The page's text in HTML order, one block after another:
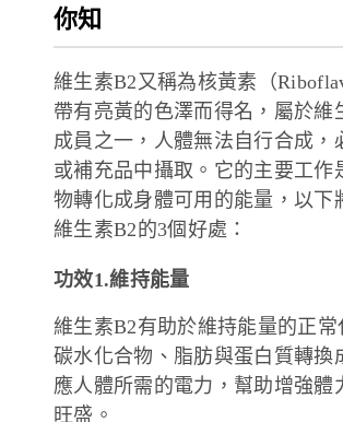
你知
維生素B2又稱為核黃素（
帶有亮黃的色澤而得名，屬於維
成員之一，人體無法自行合成，
或補充品中攝取。它的主要工作
物轉化成身體可用的能量，以下
維生素B2的3個好處：
功效1.維持能量
維生素B2有助於維持能量的正常
碳水化合物、脂肪與蛋白質轉換
應人體所需的電力，幫助增強體
旺盛。